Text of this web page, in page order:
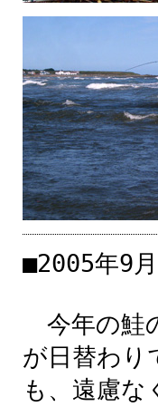
■2005年9
今年の鮭
が日替わり
も、 遠慮な